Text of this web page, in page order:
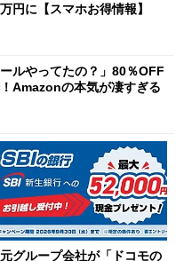
円に【スマホお得情報】
ールやってたの？」80％OFF
Amazonの本気が凄すぎる
元グループ会社が「ドコモの